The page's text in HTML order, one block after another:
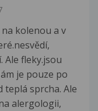
kolenou a v
Ale fleky.jsou
je pouze po
teplá sprcha. Ale
alergologii,